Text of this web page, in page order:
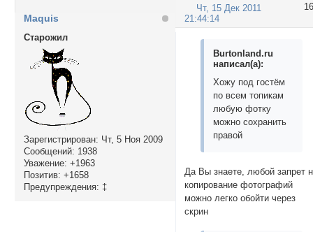
16
Чт, 15 Дек 2011
21:44:14
Maquis
Cтарожил
Зарегистрирован: Чт, 5 Ноя 2009
Сообщений: 1938
Уважение: +1963
Позитив: +1658
Предупреждения: ‡
Burtonland.ru
написал(а):
Хожу под гостём
по всем топикам
любую фотку
можно сохранить
правой
Да Вы знаете, любой запрет
копирование фотографий
можно легко обойти через
скрин